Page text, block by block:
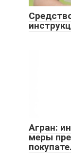
Агран:
меры